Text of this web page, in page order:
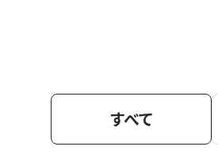
すべて